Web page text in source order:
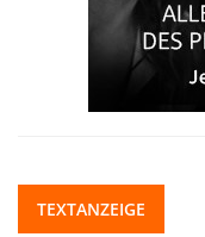
TEXTANZEIGE